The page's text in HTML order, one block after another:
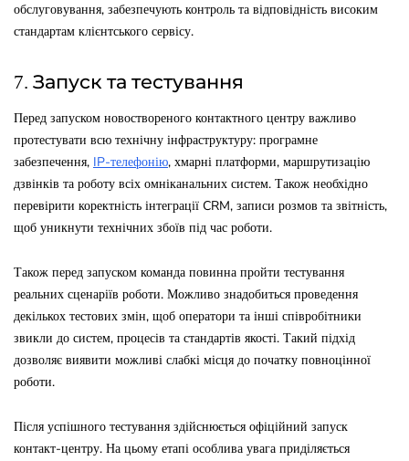
обслуговування, забезпечують контроль та відповідність високим
стандартам клієнтського сервісу.
7. Запуск та тестування
Перед запуском новоствореного контактного центру важливо
протестувати всю технічну інфраструктуру: програмне
забезпечення, IP-телефонію, хмарні платформи, маршрутизацію
дзвінків та роботу всіх омніканальних систем. Також необхідно
перевірити коректність інтеграції CRM, записи розмов та звітність,
щоб уникнути технічних збоїв під час роботи.
Також перед запуском команда повинна пройти тестування
реальних сценаріїв роботи. Можливо знадобиться проведення
декількох тестових змін, щоб оператори та інші співробітники
звикли до систем, процесів та стандартів якості. Такий підхід
дозволяє виявити можливі слабкі місця до початку повноцінної
роботи.
Після успішного тестування здійснюється офіційний запуск
контакт-центру. На цьому етапі особлива увага приділяється